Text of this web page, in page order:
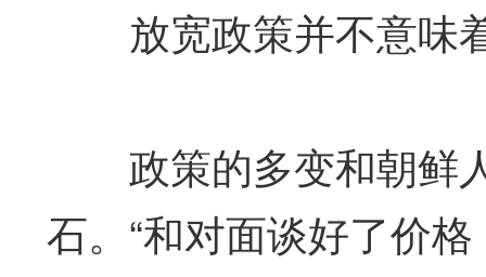
放宽政策并不意味
政策的多变和朝鲜
石。“和对面谈好了价